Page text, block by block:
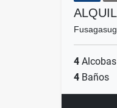
4 Alcobas
4 Baños